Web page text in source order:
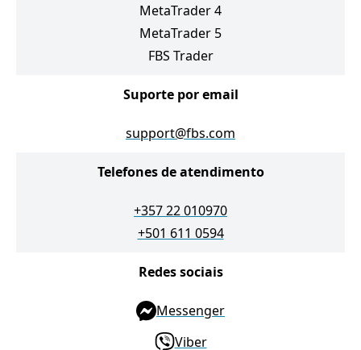
MetaTrader 4
MetaTrader 5
FBS Trader
Suporte por email
support@fbs.com
Telefones de atendimento
+357 22 010970
+501 611 0594
Redes sociais
Messenger
Viber